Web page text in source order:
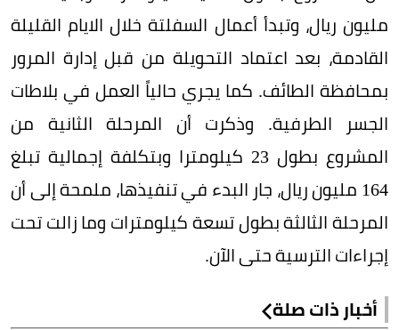
مليون ريال، وتبدأ أعمال السفلتة خلال الايام القليلة
القادمة، بعد اعتماد التحويلة من قبل إدارة المرور
بمحافظة الطائف. كما يجري حالياً العمل في بلاطات
الجسر الطرفية. وذكرت أن المرحلة الثانية من
المشروع بطول 23 كيلومترا وبتكلفة إجمالية تبلغ
164 مليون ريال، جار البدء في تنفيذها، ملمحة إلى أن
المرحلة الثالثة بطول تسعة كيلومترات وما زالت تحت
إجراءات الترسية حتى الآن.
أخبار ذات صلة